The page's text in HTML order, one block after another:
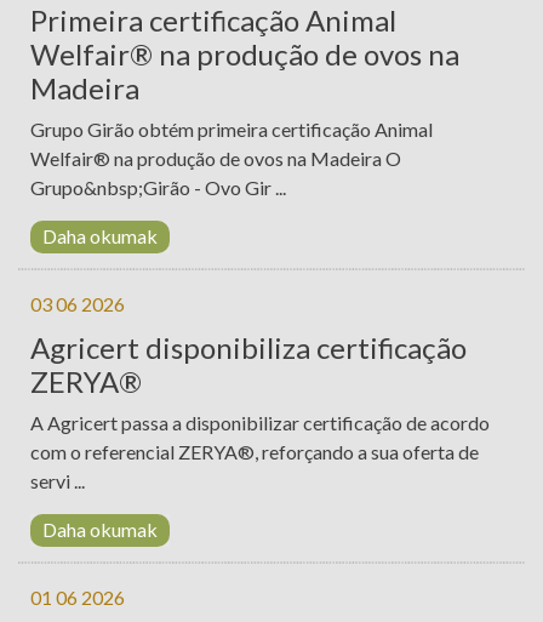
Primeira certificação Animal
Welfair® na produção de ovos na
Madeira
Grupo Girão obtém primeira certificação Animal
Welfair® na produção de ovos na Madeira O
Grupo&nbsp;Girão - Ovo Gir ...
Daha okumak
03 06 2026
Agricert disponibiliza certificação
ZERYA®
A Agricert passa a disponibilizar certificação de acordo
com o referencial ZERYA®, reforçando a sua oferta de
servi ...
Daha okumak
01 06 2026